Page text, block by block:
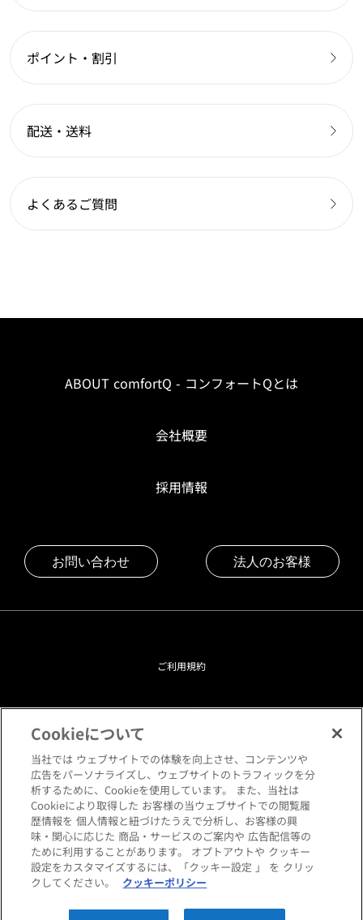
ポイント・割引
配送・送料
よくあるご質問
ABOUT comfortQ - コンフォートQとは
会社概要
採用情報
お問い合わせ 法人のお客様
Copyright © HANKYU HOME STYLING Co.,LTD All rights reserved.
ご利用規約
プライバシーポリシー
クッキーポリシー
閲覧環境について
サイトマップ
Cookieについて
当社では ウェブサイトでの体験を向上させ、コンテンツや
広告をパーソナライズし、ウェブサイトのトラフィックを分
析するために、Cookieを使用しています。 また、当社は
Cookieにより取得した お客様の当ウェブサイトでの閲覧履
歴情報を 個人情報と紐づけたうえで分析し、お客様の興
味・関心に応じた 商品・サービスのご案内や 広告配信等の
ために利用することがあります。 オプトアウトや クッキー
設定をカスタマイズするには、「クッキー設定 」 を クリッ
クしてください。
クッキーポリシー